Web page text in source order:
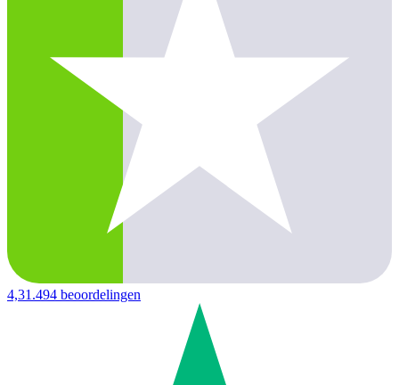
4,31.494 beoordelingen